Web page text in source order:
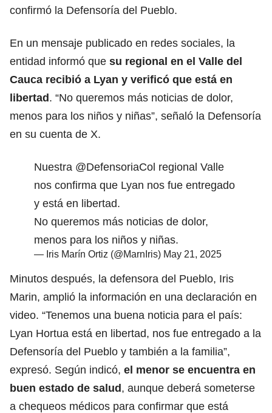
confirmó la Defensoría del Pueblo.
En un mensaje publicado en redes sociales, la
entidad informó que su regional en el Valle del
Cauca recibió a Lyan y verificó que está en
libertad. “No queremos más noticias de dolor,
menos para los niños y niñas”, señaló la Defensoría
en su cuenta de X.
Nuestra @DefensoriaCol regional Valle
nos confirma que Lyan nos fue entregado
y está en libertad.
No queremos más noticias de dolor,
menos para los niños y niñas.
— Iris Marín Ortiz (@MarnIris) May 21, 2025
Minutos después, la defensora del Pueblo, Iris
Marin, amplió la información en una declaración en
video. “Tenemos una buena noticia para el país:
Lyan Hortua está en libertad, nos fue entregado a la
Defensoría del Pueblo y también a la familia”,
expresó. Según indicó, el menor se encuentra en
buen estado de salud, aunque deberá someterse
a chequeos médicos para confirmar que está